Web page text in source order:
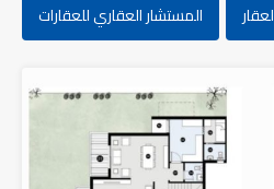
المستشار العقاري للعقارات